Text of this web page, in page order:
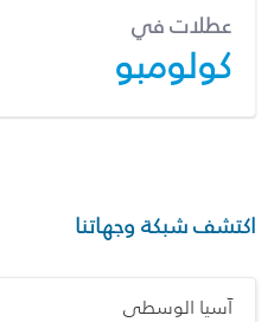
عطلات في
كولومبو
اكتشف شبكة وجهاتنا
آسيا الوسطى